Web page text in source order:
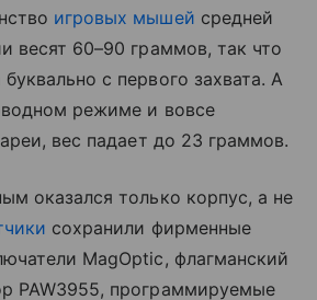
игровых мышей средней
весят 60–90 граммов, так что
с первого захвата. А
режиме и вовсе
вес падает до 23 граммов.
оказался только корпус, а не
сохранили фирменные
MagOptic, флагманский
PAW3955, программируемые